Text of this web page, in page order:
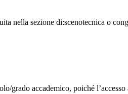
nella sezione di:scenotecnica o
grado accademico, poiché